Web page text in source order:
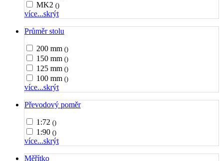
MK2 ()
více...skrýt
Průměr stolu
200 mm ()
150 mm ()
125 mm ()
100 mm ()
více...skrýt
Převodový poměr
1:72 ()
1:90 ()
více...skrýt
Měřítko